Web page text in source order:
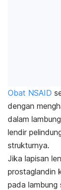
Obat NSAID
dengan
dalam
lendir
strukturnya.
Jika lapisan
prostaglandin
pada lambung